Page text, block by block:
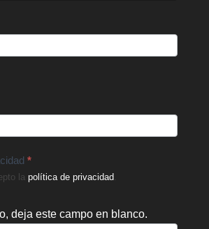
*
la política de privacidad.
deja este campo en blanco.